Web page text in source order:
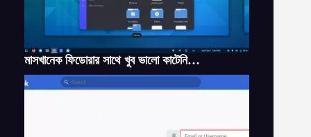
মাসখানেক ফিডোরার সাথে খুব ভালো কাটেনি…